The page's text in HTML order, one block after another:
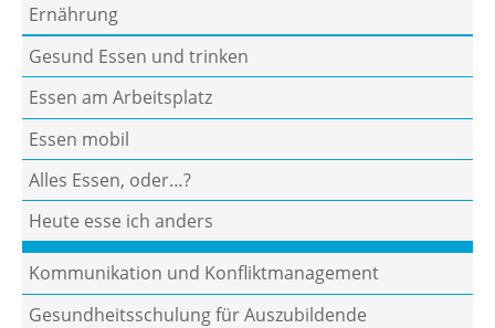
Ernährung
Gesund Essen und trinken
Essen am Arbeitsplatz
Essen mobil
Alles Essen, oder…?
Heute esse ich anders
Kommunikation und Konfliktmanagement
Gesundheitsschulung für Auszubildende